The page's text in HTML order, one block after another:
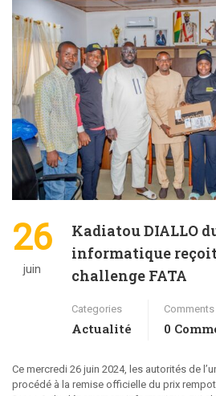
26
juin
Kadiatou DIALLO
informatique
challenge FATA
Categories
Actualité
Comments
0
Ce mercredi 26 juin 2024, les autorités de
procédé à la remise officielle du prix